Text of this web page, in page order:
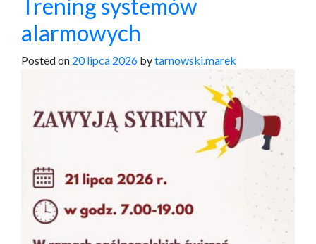
Trening systemów
alarmowych
Posted on 20 lipca 2026 bytarnowski.marek